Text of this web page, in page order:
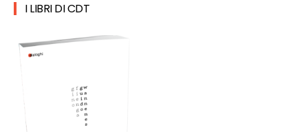
I LIBRI DI CDT